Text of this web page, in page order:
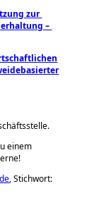
zur
–
einem
, Stichwort: